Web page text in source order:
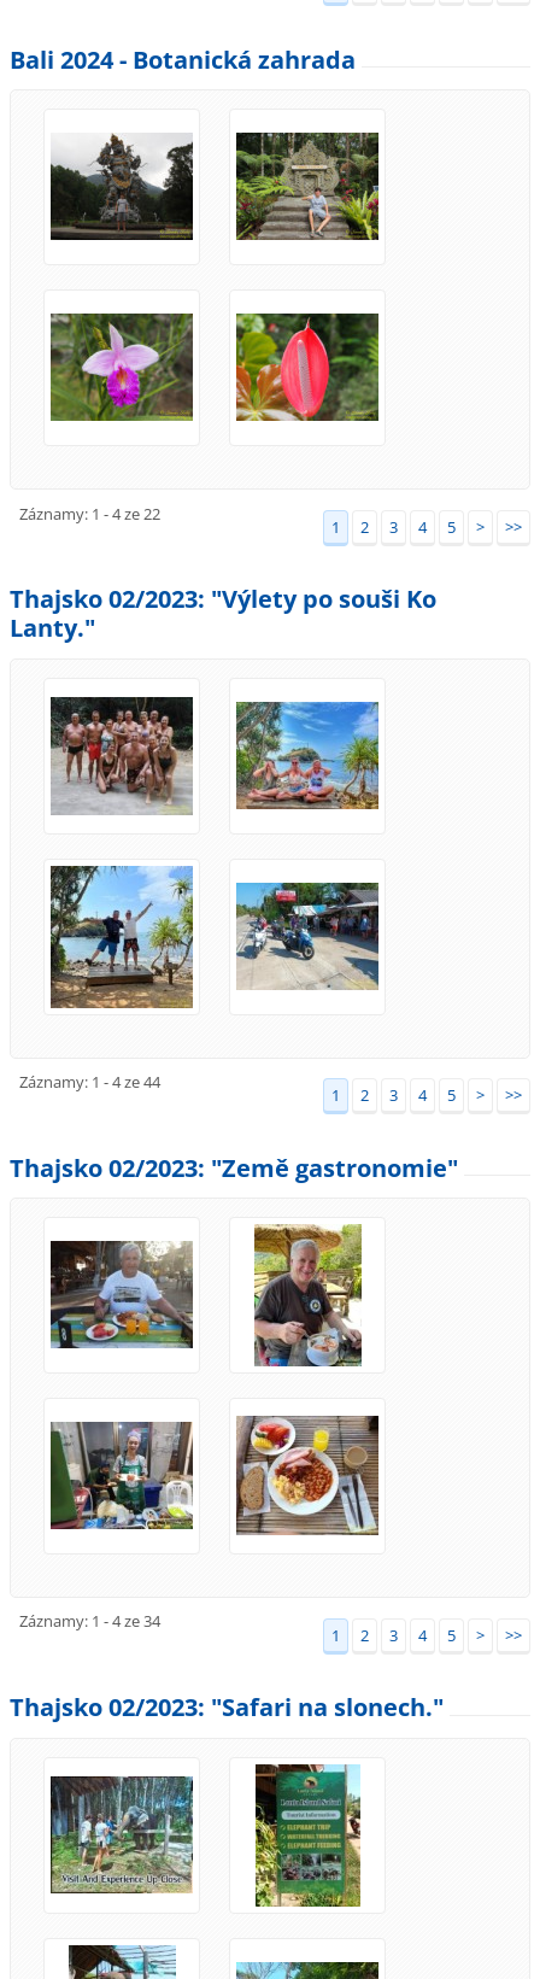
Bali 2024 - Botanická zahrada
Záznamy: 1 - 4 ze 22
1 2 3 4 5 > >>
Thajsko 02/2023: "Výlety po souši Ko
Lanty."
Záznamy: 1 - 4 ze 44
1 2 3 4 5 > >>
Thajsko 02/2023: "Země gastronomie"
Záznamy: 1 - 4 ze 34
1 2 3 4 5 > >>
Thajsko 02/2023: "Safari na slonech."